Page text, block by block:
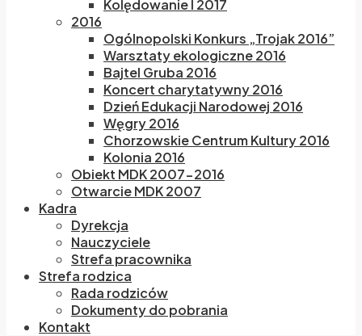
Kolędowanie I 2017
2016
Ogólnopolski Konkurs „Trojak 2016”
Warsztaty ekologiczne 2016
Bajtel Gruba 2016
Koncert charytatywny 2016
Dzień Edukacji Narodowej 2016
Węgry 2016
Chorzowskie Centrum Kultury 2016
Kolonia 2016
Obiekt MDK 2007-2016
Otwarcie MDK 2007
Kadra
Dyrekcja
Nauczyciele
Strefa pracownika
Strefa rodzica
Rada rodziców
Dokumenty do pobrania
Kontakt